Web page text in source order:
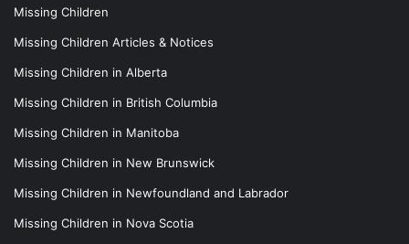
Missing Children
Missing Children Articles & Notices
Missing Children in Alberta
Missing Children in British Columbia
Missing Children in Manitoba
Missing Children in New Brunswick
Missing Children in Newfoundland and Labrador
Missing Children in Nova Scotia